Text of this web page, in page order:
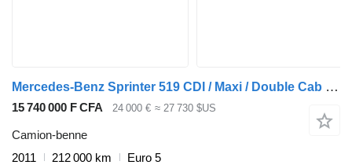
Mercedes-Benz Sprinter 519 CDI / Maxi / Double Cab / Meiller / Euro 5
15 740 000 F CFA 24 000 € ≈ 27 730 $US
Camion-benne
2011
212 000 km
Euro 5